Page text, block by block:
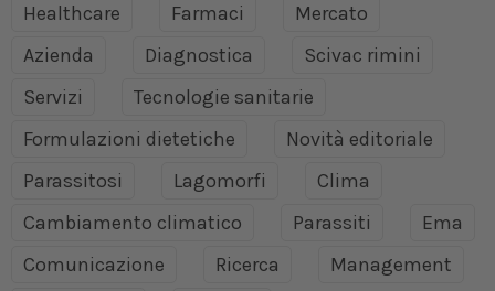
Healthcare
Farmaci
Mercato
Azienda
Diagnostica
Scivac rimini
Servizi
Tecnologie sanitarie
Formulazioni dietetiche
Novità editoriale
Parassitosi
Lagomorfi
Clima
Cambiamento climatico
Parassiti
Ema
Comunicazione
Ricerca
Management